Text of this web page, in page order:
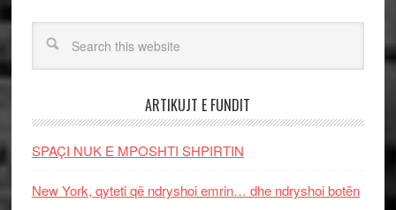
ARTIKUJT E FUNDIT
SPAÇI NUK E MPOSHTI SHPIRTIN
New York, qyteti që ndryshoi emrin… dhe ndryshoi botën